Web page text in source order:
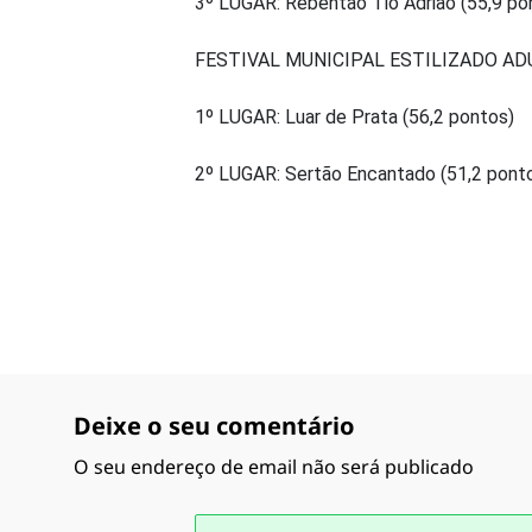
FESTIVAL MUNICIPAL ESTILIZADO
1º LUGAR: Luar de Prata (56,2 pontos)
2º LUGAR: Sertão Encantado (51,2
Deixe o seu comentário
O seu endereço de email não será publicado